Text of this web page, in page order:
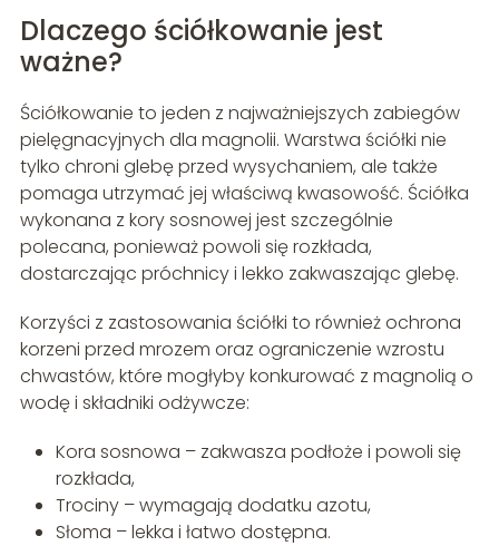
Dlaczego ściółkowanie jest
ważne?
Ściółkowanie to jeden z najważniejszych zabiegów
pielęgnacyjnych dla magnolii. Warstwa ściółki nie
tylko chroni glebę przed wysychaniem, ale także
pomaga utrzymać jej właściwą kwasowość. Ściółka
wykonana z kory sosnowej jest szczególnie
polecana, ponieważ powoli się rozkłada,
dostarczając próchnicy i lekko zakwaszając glebę.
Korzyści z zastosowania ściółki to również ochrona
korzeni przed mrozem oraz ograniczenie wzrostu
chwastów, które mogłyby konkurować z magnolią o
wodę i składniki odżywcze:
Kora sosnowa – zakwasza podłoże i powoli się
rozkłada,
Trociny – wymagają dodatku azotu,
Słoma – lekka i łatwo dostępna.